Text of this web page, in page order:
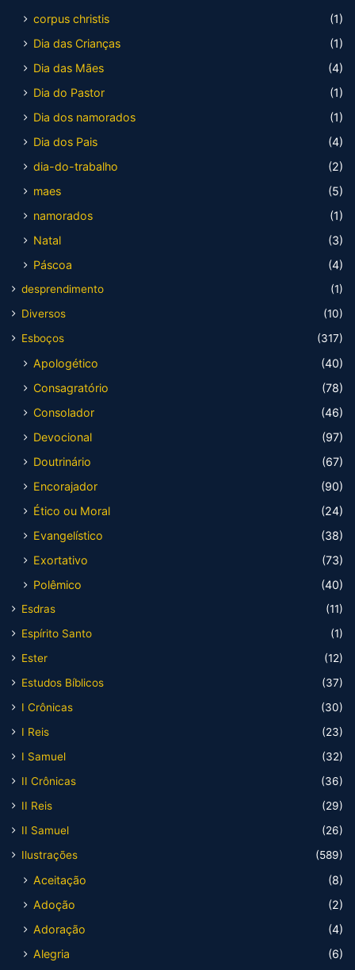
corpus christis
(1)
Dia das Crianças
(1)
Dia das Mães
(4)
Dia do Pastor
(1)
Dia dos namorados
(1)
Dia dos Pais
(4)
dia-do-trabalho
(2)
maes
(5)
namorados
(1)
Natal
(3)
Páscoa
(4)
desprendimento
(1)
Diversos
(10)
Esboços
(317)
Apologético
(40)
Consagratório
(78)
Consolador
(46)
Devocional
(97)
Doutrinário
(67)
Encorajador
(90)
Ético ou Moral
(24)
Evangelístico
(38)
Exortativo
(73)
Polêmico
(40)
Esdras
(11)
Espírito Santo
(1)
Ester
(12)
Estudos Bíblicos
(37)
I Crônicas
(30)
I Reis
(23)
I Samuel
(32)
II Crônicas
(36)
II Reis
(29)
II Samuel
(26)
Ilustrações
(589)
Aceitação
(8)
Adoção
(2)
Adoração
(4)
Alegria
(6)